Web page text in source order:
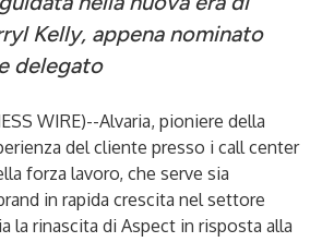
Kelly, appena nominato
delegato
WIRE)--Alvaria, pioniere della
del cliente presso i call center
forza lavoro, che serve sia
in rapida crescita nel settore
la rinascita di Aspect in risposta alla